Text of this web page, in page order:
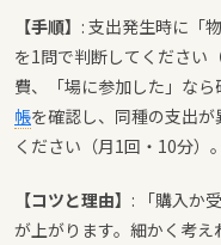
【手順】 : 支出発生時に「
を1問で判断してください
費、「場に参加した」な
帳を確認し、同種の支出
ください（月1回・10分）。
【コツと理由】 : 「購入か
が上がります。細かく考